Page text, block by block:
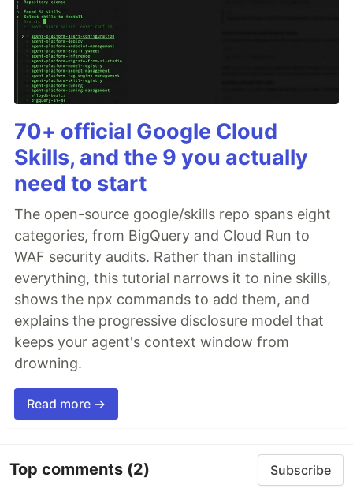
70+ official Google Cloud
Skills, and the 9 you actually
need to start
The open-source google/skills repo spans eight
categories, from BigQuery and Cloud Run to
WAF security audits. Rather than installing
everything, this tutorial narrows it to nine skills,
shows the npx commands to add them, and
explains the progressive disclosure model that
keeps your agent's context window from
drowning.
Read more →
Top comments (2) Subscribe